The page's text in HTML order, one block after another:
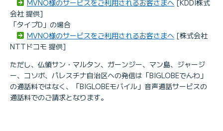
MVNO様のサービスをご利用されるお客さまへ [KDDI株式
会社 提供]
「タイプD」の場合
MVNO様のサービスをご利用されるお客さまへ [株式会社
NTTドコモ 提供]
ただし、仏領サン・マルタン、ガーンジー、マン島、ジャージ
ー、コソボ、パレスチナ自治区への発信は「BIGLOBEでんわ」
の通話料ではなく、「BIGLOBEモバイル」音声通話サービスの
通話料でのご請求となります。